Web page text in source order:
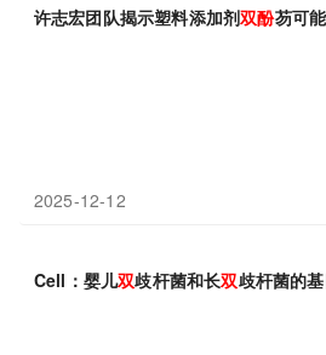
许志宏团队揭示塑料添加剂双酚芴可
2025-12-12
Cell：婴儿双歧杆菌和长双歧杆菌的